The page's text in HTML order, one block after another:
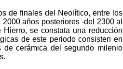
de finales del Neolítico, entre los
años posteriores -del 2300 al
se constata una reducción
de este periodo consisten en
de cerámica del segundo milenio